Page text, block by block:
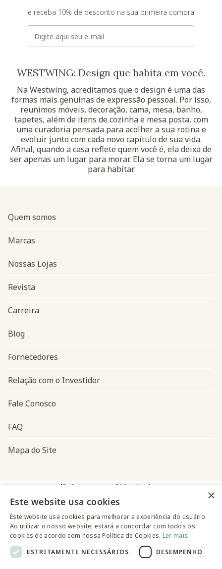
e receba 10% de desconto na sua primeira compra
E-mail
WESTWING: Design que habita em você.
Na Westwing, acreditamos que o design é uma das
formas mais genuínas de expressão pessoal. Por isso,
reunimos móveis, decoração, cama, mesa, banho,
tapetes, além de itens de cozinha e mesa posta, com
uma curadoria pensada para acolher a sua rotina e
evoluir junto com cada novo capítulo de sua vida.
Afinal, quando a casa reflete quem você é, ela deixa de
ser apenas um lugar para morar. Ela se torna um lugar
para habitar.
Navegação do rodapé
Quem somos
Marcas
Nossas Lojas
Revista
Carreira
Blog
Fornecedores
Relação com o Investidor
Fale Conosco
FAQ
Mapa do Site
Baixe o app Westwing
×
Este website usa cookies
Este website usa cookies para melhorar a experiência do usuário.
Ao utilizar o nosso website, estará a concordar com todos os
cookies de acordo com nossa Política de Cookies. Ler mais
ESTRITAMENTE NECESSÁRIOS
DESEMPENHO